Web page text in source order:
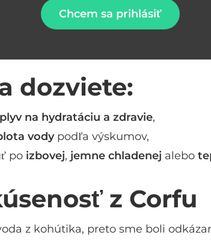
Chcem sa prihlásiť
dozviete:
na hydratáciu a zdravie,
vodypodľa výskumov,
po izbovej, jemne chladenej alebo
z Corfu
z kohútika, preto sme boli